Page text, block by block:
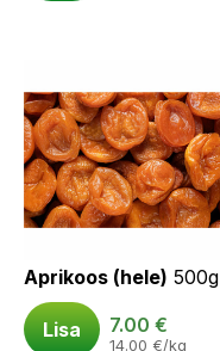
Aprikoos (hele) 500g
Lisa 7.00 €
14.00 €/kg